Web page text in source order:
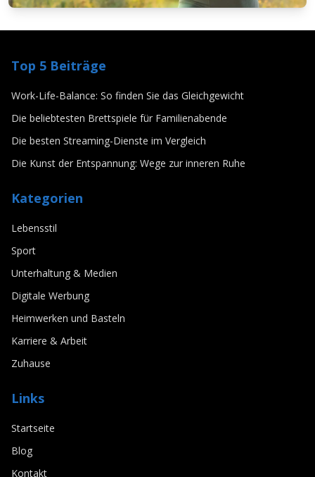
LEBENSSTIL
inneren Ruhe
3/28/2025 Lars Baumann
Top 5 Beiträge
Work-Life-Balance: So finden Sie das Gleichgewicht
Die beliebtesten Brettspiele für Familienabende
Die besten Streaming-Dienste im Vergleich
Die Kunst der Entspannung: Wege zur inneren Ruhe
Kategorien
Lebensstil
Sport
Unterhaltung & Medien
Digitale Werbung
Heimwerken und Basteln
Karriere & Arbeit
Zuhause
Links
Startseite
Blog
Kontakt